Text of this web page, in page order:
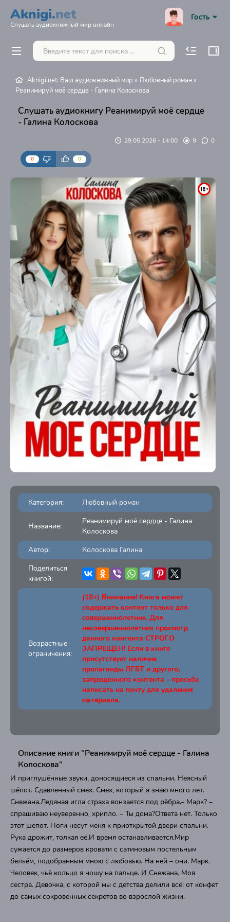
Aknigi.net
Слушать аудиокнижный мир онлайн
Гость
Aknigi.net: Ваш аудиокнижный мир » Любовный роман »
Реанимируй моё сердце - Галина Колоскова
Слушать аудиокнигу Реанимируй моё сердце
- Галина Колоскова
29.05.2026 - 14:00 9 0
0 0
Категория: Любовный роман
Название:
Реанимируй моё сердце - Галина
Колоскова
Автор:
Колоскова Галина
Поделиться
книгой:
Возрастные
ограничения:
(18+) Внимание! Книга может
содержать контент только для
совершеннолетних. Для
несовершеннолетних просмотр
данного контента СТРОГО
ЗАПРЕЩЕН! Если в книге
присутствует наличие
пропаганды ЛГБТ и другого,
запрещенного контента - просьба
написать на почту для удаления
материала.
Описание книги "Реанимируй моё сердце - Галина
Колоскова"
И приглушённые звуки, доносящиеся из спальни. Неясный
шёпот. Сдавленный смех. Смех, который я знаю много лет.
Снежана.Ледяная игла страха вонзается под рёбра.– Марк? –
спрашиваю неуверенно, хрипло. – Ты дома?Ответа нет. Только
этот шёпот. Ноги несут меня к приоткрытой двери спальни.
Рука дрожит, толкая её.И время останавливается.Мир
сужается до размеров кровати с сатиновым постельным
бельём, подобранным мною с любовью. На ней – они. Марк.
Человек, чьё кольцо я ношу на пальце. И Снежана. Моя
сестра. Девочка, с которой мы с детства делили всё: от конфет
до самых сокровенных секретов во взрослой жизни.